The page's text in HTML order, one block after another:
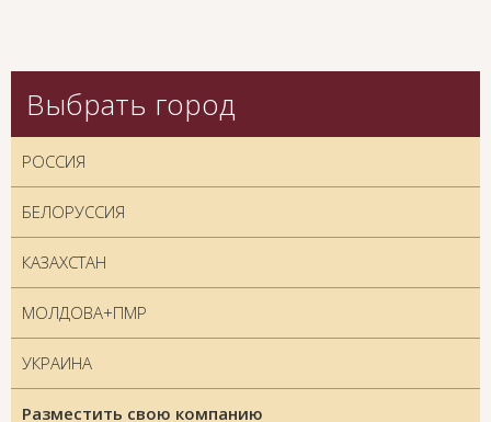
Выбрать город
РОССИЯ
БЕЛОРУССИЯ
КАЗАХСТАН
МОЛДОВА+ПМР
УКРАИНА
Разместить свою компанию